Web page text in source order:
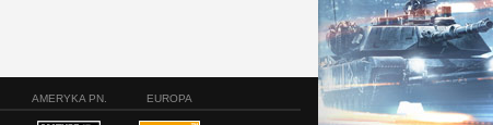
AMERYKA PN. EUROPA